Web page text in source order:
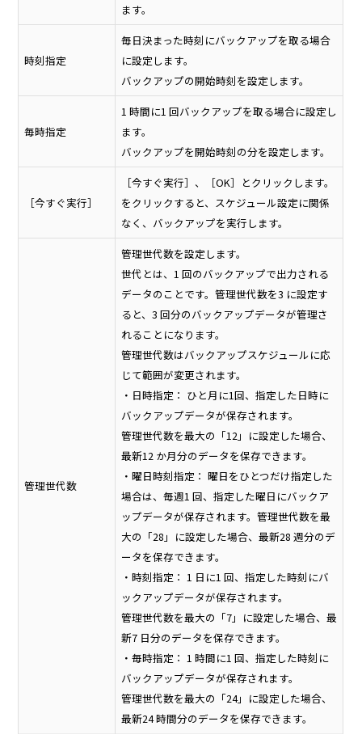
ます。
時刻指定
毎日決まった時刻にバックアップを取る場合
に設定します。
バックアップの開始時刻を設定します。
毎時指定
1 時間に1 回バックアップを取る場合に設定し
ます。
バックアップを開始時刻の分を設定します。
［今すぐ実行］
［今すぐ実行］、［OK］とクリックします。
をクリックすると、スケジュール設定に関係
なく、バックアップを実行します。
管理世代数
管理世代数を設定します。
世代とは、1 回のバックアップで出力される
データのことです。管理世代数を3 に設定す
ると、3 回分のバックアップデータが管理さ
れることになります。
管理世代数はバックアップスケジュールに応
じて範囲が変更されます。
・日時指定： ひと月に1回、指定した日時に
バックアップデータが保存されます。
管理世代数を最大の「12」に設定した場合、
最新12 か月分のデータを保存できます。
・曜日時刻指定： 曜日をひとつだけ指定した
場合は、毎週1 回、指定した曜日にバックア
ップデータが保存されます。管理世代数を最
大の「28」に設定した場合、最新28 週分のデ
ータを保存できます。
・時刻指定： 1 日に1 回、指定した時刻にバ
ックアップデータが保存されます。
管理世代数を最大の「7」に設定した場合、最
新7 日分のデータを保存できます。
・毎時指定： 1 時間に1 回、指定した時刻に
バックアップデータが保存されます。
管理世代数を最大の「24」に設定した場合、
最新24 時間分のデータを保存できます。